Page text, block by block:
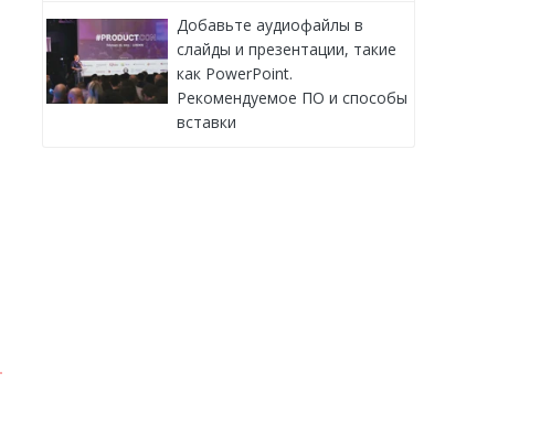
Добавьте аудиофайлы в
слайды и презентации, такие
как PowerPoint.
Рекомендуемое ПО и способы
вставки